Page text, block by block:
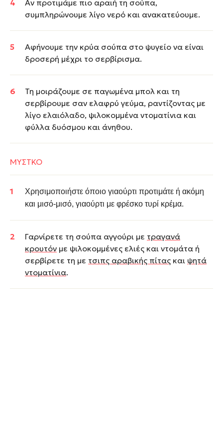
Αν προτιμάμε πιο αραιή τη σούπα,
συμπληρώνουμε λίγο νερό και ανακατεύουμε.
Αφήνουμε την κρύα σούπα στο ψυγείο να είναι
δροσερή μέχρι το σερβίρισμα.
Τη μοιράζουμε σε παγωμένα μπολ και τη
σερβίρουμε σαν ελαφρύ γεύμα, ραντίζοντας με
λίγο ελαιόλαδο, ψιλοκομμένα ντοματίνια και
φύλλα δυόσμου και άνηθου.
ΜΥΣΤΚΟ
Χρησιμοποιήστε όποιο γιαούρτι προτιμάτε ή ακόμη
και μισό-μισό, γιαούρτι με φρέσκο τυρί κρέμα.
Γαρνίρετε τη σούπα αγγούρι με τραγανά
κρουτόν με ψιλοκομμένες ελιές και ντομάτα ή
σερβίρετε τη με τσιπς αραβικής πίτας και ψητά
ντοματίνια.